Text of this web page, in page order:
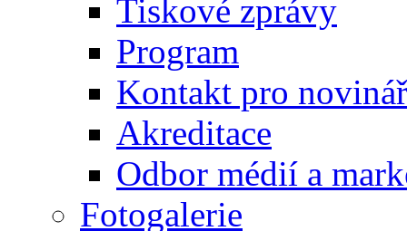
Tiskové zprávy
Program
Kontakt pro
Akreditace
Odbor médií a
Fotogalerie